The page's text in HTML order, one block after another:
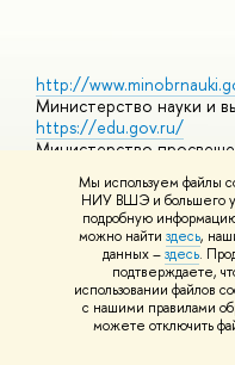
Мы используем файлы
НИУ ВШЭ и большего
подробную
можно найти здесь,
данных –здесь.
подтверждаете,
использовании файлов
с нашими правилами
можете отключить
http://
Министерство науки и
https://edu.gov.ru/
Министерство
https://elearning.hse.ru/
Массовые открытые
© НИУ ВШЭ 1993–2026
использования материалов
Шрифты HSE Sans и HSE